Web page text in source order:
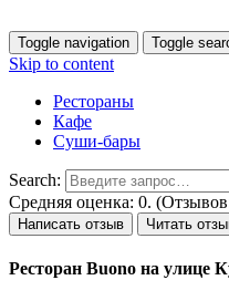
Toggle navigation Toggle
Skip to content
Рестораны
Кафе
Суши-бары
Search:
Средняя оценка: 0.
Написать отзыв Читать
Ресторан Buono на улице